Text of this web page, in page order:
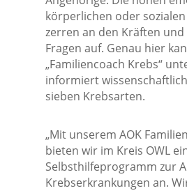
körperlichen oder
zerren an den Kräften und
Fragen auf. Genau hier
„Familiencoach Krebs“
informiert
sieben Krebsarten.
„Mit unserem AOK
bieten wir im Kreis OWL
Selbsthilfeprogramm zur
Krebserkrankungen an.